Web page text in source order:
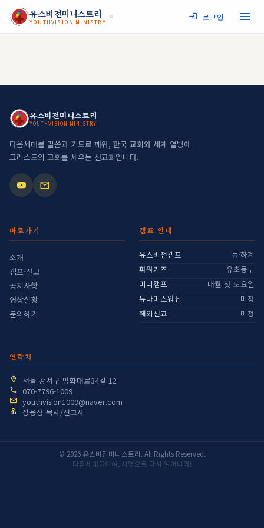
JESUS MY SAVIOR
YOUTHVISION MINISTRY
유스비전미니스트리
YOUTHVISION MINISTRY
로그인
JESUS MY SAVIOR
YOUTHVISION MINISTRY
유스비전미니스트리
YOUTHVISION MINISTRY
다음세대를 말씀과 기도로 깨워, 한국 교회와 세계 열방에
그리스도의 교회를 세우는 선교회입니다.
바로가기
소개
캠프·선교
공지사항
영상실황
문의하기
캠프 안내
유스비전캠프
동·하계
파워키즈
유초등부
미니캠프
매월 첫 토요일
듀나미스워십
미정
해외선교
미정
연락처
서울 강서구 방화대로34길 12
070-7796-1009
youthvision1009@naver.com
장용성 목사/선교사
© 2026 유스비전미니스트리. All Rights Reserved.
다음세대들이여, 사명으로 다시 일어나라!